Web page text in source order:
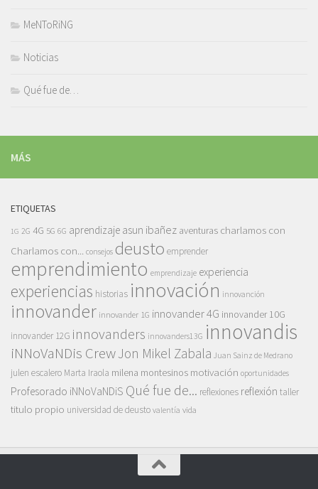
MeNToRiNG
Noticias
Qué fue de…
MÁS
ETIQUETAS
1G 2G 4G 5G 6G aprendizaje asun ibañez aventuras charlamos con
Charlamos con... consejos deusto emprender
emprendimiento emprendizaje experiencia
experiencias historias innovación innovanción
innovander innovander 1G innovander 4G innovander 10G
innovander 12G innovanders innovanders13G innovandis
iNNoVaNDis CrewJon Mikel Zabala Juan Sainz de Medrano
julen escalero Marta Iraola milena montesinos motivación oportunidades
Profesorado iNNoVaNDiS Qué fue de... reflexiones reflexión taller
titulo propio universidad de deusto valentía vida